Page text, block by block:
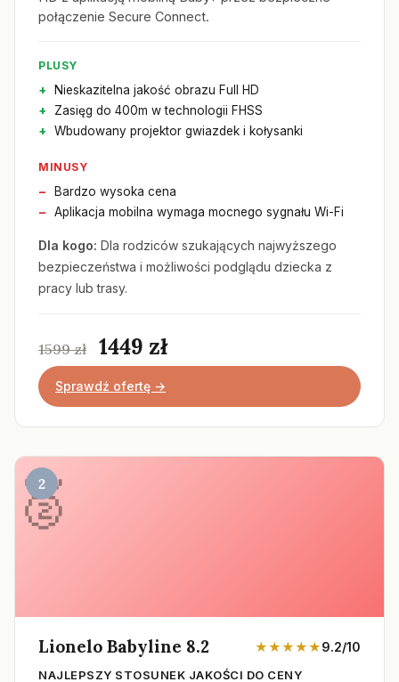
połączenie Secure Connect.
PLUSY
Nieskazitelna jakość obrazu Full HD
Zasięg do 400m w technologii FHSS
Wbudowany projektor gwiazdek i kołysanki
MINUSY
Bardzo wysoka cena
Aplikacja mobilna wymaga mocnego sygnału Wi-Fi
Dla kogo: Dla rodziców szukających najwyższego
bezpieczeństwa i możliwości podglądu dziecka z
pracy lub trasy.
1599 zł 1449 zł
Sprawdź ofertę →
2
Lionelo Babyline 8.2 ★★★★★9.2/10
NAJLEPSZY STOSUNEK JAKOŚCI DO CENY